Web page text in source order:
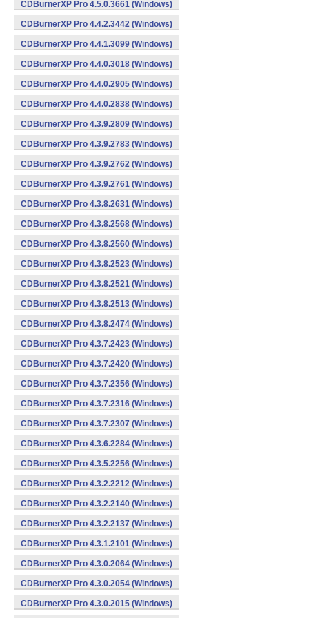
CDBurnerXP Pro 4.5.0.3661 (Windows)
CDBurnerXP Pro 4.4.2.3442 (Windows)
CDBurnerXP Pro 4.4.1.3099 (Windows)
CDBurnerXP Pro 4.4.0.3018 (Windows)
CDBurnerXP Pro 4.4.0.2905 (Windows)
CDBurnerXP Pro 4.4.0.2838 (Windows)
CDBurnerXP Pro 4.3.9.2809 (Windows)
CDBurnerXP Pro 4.3.9.2783 (Windows)
CDBurnerXP Pro 4.3.9.2762 (Windows)
CDBurnerXP Pro 4.3.9.2761 (Windows)
CDBurnerXP Pro 4.3.8.2631 (Windows)
CDBurnerXP Pro 4.3.8.2568 (Windows)
CDBurnerXP Pro 4.3.8.2560 (Windows)
CDBurnerXP Pro 4.3.8.2523 (Windows)
CDBurnerXP Pro 4.3.8.2521 (Windows)
CDBurnerXP Pro 4.3.8.2513 (Windows)
CDBurnerXP Pro 4.3.8.2474 (Windows)
CDBurnerXP Pro 4.3.7.2423 (Windows)
CDBurnerXP Pro 4.3.7.2420 (Windows)
CDBurnerXP Pro 4.3.7.2356 (Windows)
CDBurnerXP Pro 4.3.7.2316 (Windows)
CDBurnerXP Pro 4.3.7.2307 (Windows)
CDBurnerXP Pro 4.3.6.2284 (Windows)
CDBurnerXP Pro 4.3.5.2256 (Windows)
CDBurnerXP Pro 4.3.2.2212 (Windows)
CDBurnerXP Pro 4.3.2.2140 (Windows)
CDBurnerXP Pro 4.3.2.2137 (Windows)
CDBurnerXP Pro 4.3.1.2101 (Windows)
CDBurnerXP Pro 4.3.0.2064 (Windows)
CDBurnerXP Pro 4.3.0.2054 (Windows)
CDBurnerXP Pro 4.3.0.2015 (Windows)